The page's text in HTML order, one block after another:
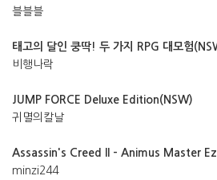
블블블
태고의 달인 쿵딱! 두 가지 RPG 대모험
비행나락
JUMP FORCE Deluxe Edition(NSW)
귀멸의칼날
Assassin's Creed II - Animus Master
minzi244